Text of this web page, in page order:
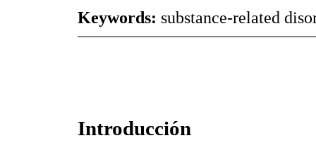
Keywords: substance-related
Introducción